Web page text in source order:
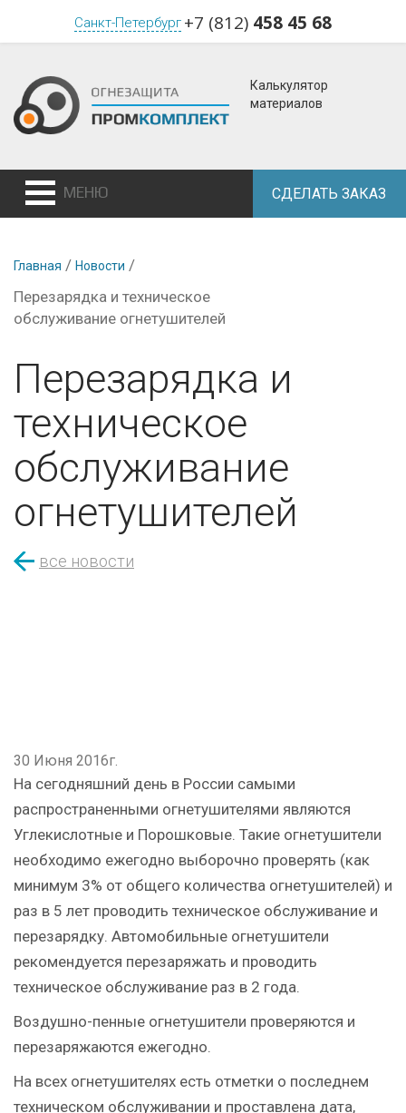
Санкт-Петербург +7 (812) 458 45 68
Калькулятор
материалов
МЕНЮ СДЕЛАТЬ ЗАКАЗ
Главная / Новости /
Перезарядка и техническое
обслуживание огнетушителей
Перезарядка и
техническое
обслуживание
огнетушителей
все новости
30 Июня 2016г.
На сегодняшний день в России самыми
распространенными огнетушителями являются
Углекислотные и Порошковые. Такие огнетушители
необходимо ежегодно выборочно проверять (как
минимум 3% от общего количества огнетушителей) и
раз в 5 лет проводить техническое обслуживание и
перезарядку. Автомобильные огнетушители
рекомендуется перезаряжать и проводить
техническое обслуживание раз в 2 года.
Воздушно-пенные огнетушители проверяются и
перезаряжаются ежегодно.
На всех огнетушителях есть отметки о последнем
техническом обслуживании и проставлена дата,